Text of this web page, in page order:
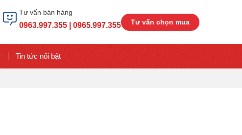
Tư vấn bán hàng
0963.997.355 | 0965.997.355 Tư vấn chọn mua
Tin tức nổi bật